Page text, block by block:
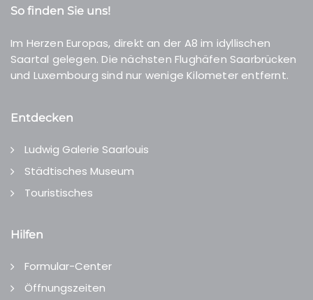
So finden Sie uns!
Im Herzen Europas, direkt an der A8 im idyllischen
Saartal gelegen. Die nächsten Flughäfen Saarbrücken
und Luxembourg sind nur wenige Kilometer entfernt.
Entdecken
Ludwig Galerie Saarlouis
Städtisches Museum
Touristisches
Hilfen
Formular-Center
Öffnungszeiten